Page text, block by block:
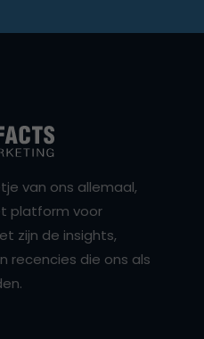
van ons allemaal,
platform voor
zijn de insights,
recencies die ons als